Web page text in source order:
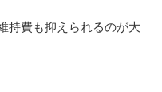
持費も抑えられるのが大